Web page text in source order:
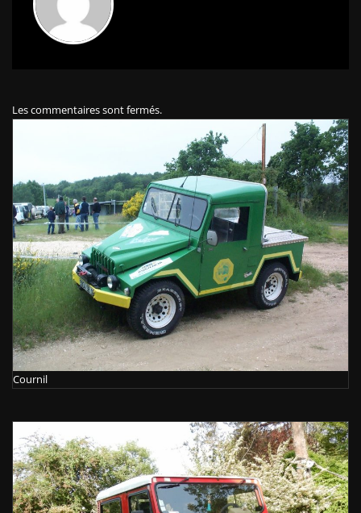
Les commentaires sont fermés.
Cournil